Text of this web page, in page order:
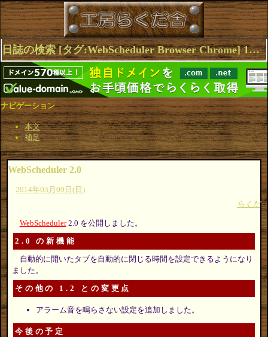
日誌の検索 [タグ:WebScheduler Browser Chrome] 1～2(2件中)
ナビゲーション
本文
補足
WebScheduler 2.0
2014年03月09日(日)
らくだ
WebScheduler2.0 を公開しました。
2.0 の新機能
自動的に開いたタブを自動的に閉じる時間を設定できるようになり
ました。
その他の 1.2 との変更点
アラーム音を鳴らさない設定を追加しました。
今後の予定